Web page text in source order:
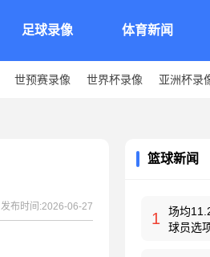
足球录像 体育新闻
世预赛录像 世界杯录像 亚洲杯录
发布时间:2026-06-27
篮球新闻
1
场均
球员选